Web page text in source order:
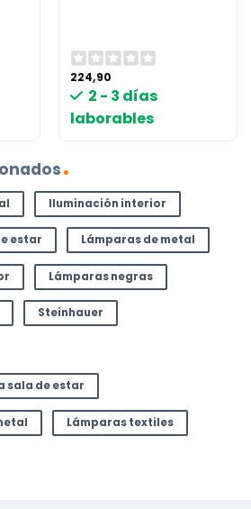
224,90
2 - 3 días
laborables
Iluminación interior
estar Lámparas de metal
Lámparas negras
Steinhauer
sala de estar
Lámparas textiles